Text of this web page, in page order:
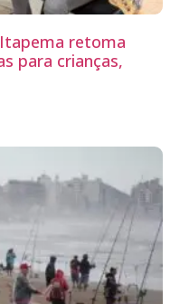
retoma
para crianças,